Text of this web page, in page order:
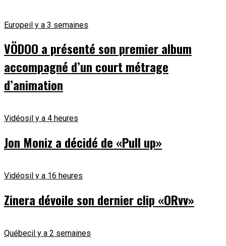
Europeil y a 3 semaines
VÖDOO a présenté son premier album
accompagné d’un court métrage
d’animation
Vidéosil y a 4 heures
Jon Moniz a décidé de «Pull up»
Vidéosil y a 16 heures
Zinera dévoile son dernier clip «ORvv»
Québecil y a 2 semaines